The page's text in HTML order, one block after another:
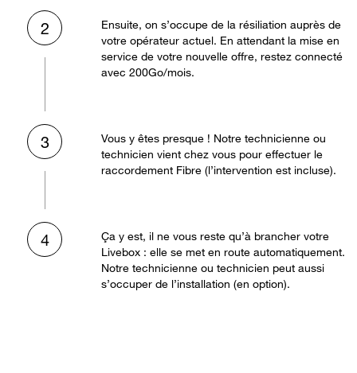
2
Ensuite, on s’occupe de la résiliation auprès de
votre opérateur actuel. En attendant la mise en
service de votre nouvelle offre, restez connecté
avec 200Go/mois.
3
Vous y êtes presque ! Notre technicienne ou
technicien vient chez vous pour effectuer le
raccordement Fibre (l’intervention est incluse).
4
Ça y est, il ne vous reste qu’à brancher votre
Livebox : elle se met en route automatiquement.
Notre technicienne ou technicien peut aussi
s’occuper de l’installation (en option).